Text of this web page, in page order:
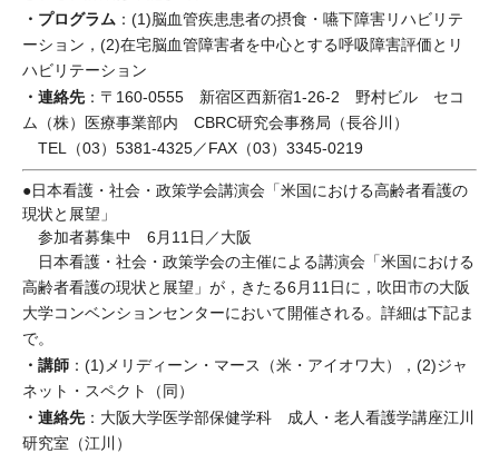
・プログラム ：(1)脳血管疾患患者の摂食・嚥下障害リハビリテ
ーション，(2)在宅脳血管障害者を中心とする呼吸障害評価とリ
ハビリテーション
・連絡先：〒160-0555 新宿区西新宿1-26-2 野村ビル セコ
ム（株）医療事業部内 CBRC研究会事務局（長谷川）
TEL（03）5381-4325／FAX（03）3345-0219
●日本看護・社会・政策学会講演会「米国における高齢者看護の
現状と展望」
参加者募集中 6月11日／大阪
日本看護・社会・政策学会の主催による講演会「米国における
高齢者看護の現状と展望」が，きたる6月11日に，吹田市の大阪
大学コンベンションセンターにおいて開催される。詳細は下記ま
で。
・講師 ：(1)メリディーン・マース（米・アイオワ大），(2)ジャ
ネット・スペクト（同）
・連絡先：大阪大学医学部保健学科 成人・老人看護学講座江川
研究室（江川）